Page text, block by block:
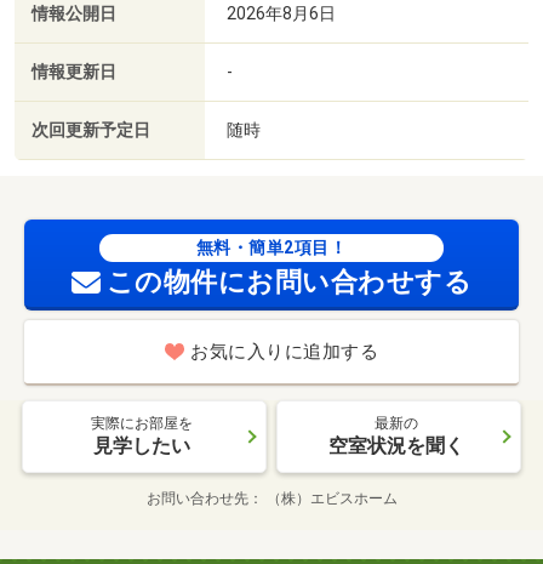
情報公開日 2026年8月6日
情報更新日 -
次回更新予定日 随時
無料・簡単2項目！
この物件にお問い合わせする
お気に入りに追加する
実際にお部屋を
見学したい
最新の
空室状況を聞く
お問い合わせ先 （株）エビスホーム